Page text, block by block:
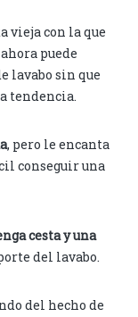
vieja con la que
puede
lavabo sin que
tendencia.
, pero le encanta
conseguir una
cesta y una
del lavabo.
del hecho de